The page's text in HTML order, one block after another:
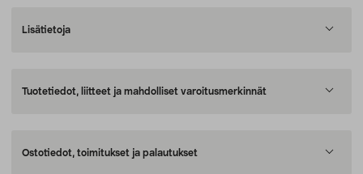
Lisätietoja
Tuotetiedot, liitteet ja mahdolliset varoitusmerkinnät
Ostotiedot, toimitukset ja palautukset